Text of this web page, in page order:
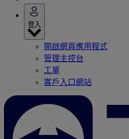
登入
開啟網頁應用程式
管理主控台
工單
客戶入口網站